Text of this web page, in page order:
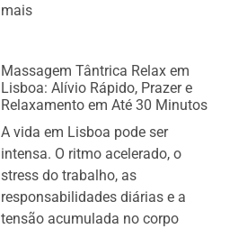
mais
Massagem Tântrica Relax em
Lisboa: Alívio Rápido, Prazer e
Relaxamento em Até 30 Minutos
A vida em Lisboa pode ser
intensa. O ritmo acelerado, o
stress do trabalho, as
responsabilidades diárias e a
tensão acumulada no corpo